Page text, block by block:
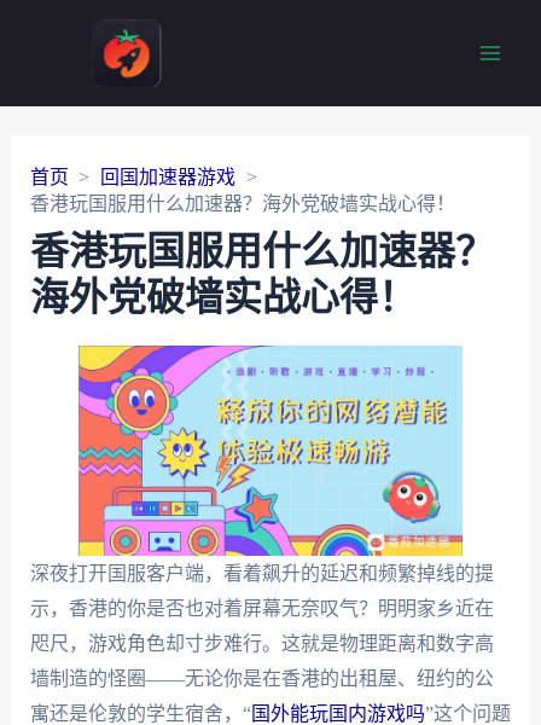
首页
回国加速器游戏
香港玩国服用什么加速器？海外党破墙实战心得！
香港玩国服用什么加速器？
海外党破墙实战心得！
深夜打开国服客户端，看着飙升的延迟和频繁掉线的提
示，香港的你是否也对着屏幕无奈叹气？明明家乡近在
咫尺，游戏角色却寸步难行。这就是物理距离和数字高
墙制造的怪圈——无论你是在香港的出租屋、纽约的公
寓还是伦敦的学生宿舍，“国外能玩国内游戏吗”这个问题